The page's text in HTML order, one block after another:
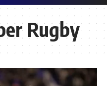
Rugby